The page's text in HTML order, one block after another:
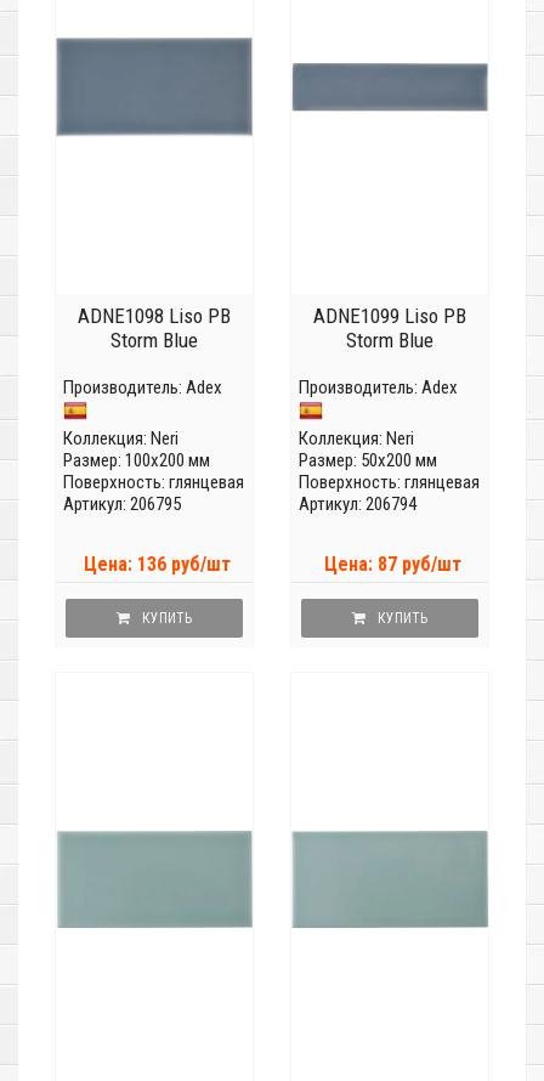
ADNE1098 Liso PB
Storm Blue
Производитель: Adex
Коллекция: Neri
Размер: 100x200 мм
Поверхность: глянцевая
Артикул: 206795
Цена: 136 руб/шт
КУПИТЬ
ADNE1099 Liso PB
Storm Blue
Производитель: Adex
Коллекция: Neri
Размер: 50x200 мм
Поверхность: глянцевая
Артикул: 206794
Цена: 87 руб/шт
КУПИТЬ